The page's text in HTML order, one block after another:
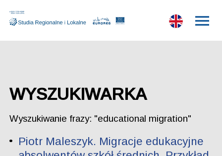
WYSZUKIWARKA
Wyszukiwanie frazy: "educational migration"
Piotr Maleszyk. Migracje edukacyjne